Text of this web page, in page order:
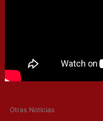
Otras Noticias